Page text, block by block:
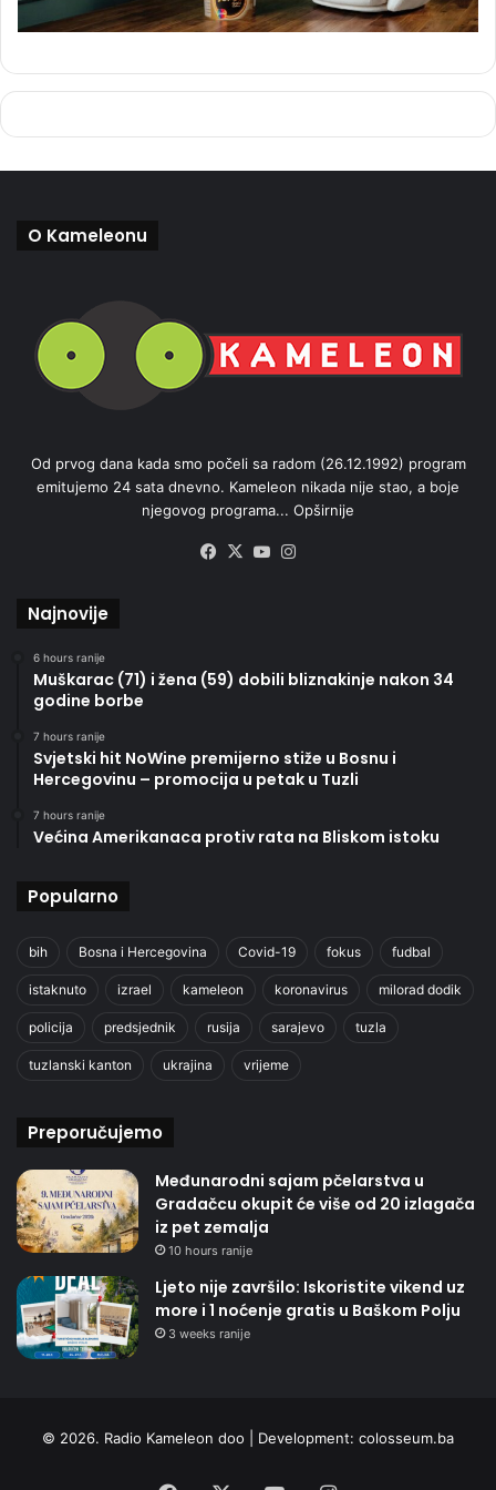
O Kameleonu
Od prvog dana kada smo počeli sa radom (26.12.1992) program
emitujemo 24 sata dnevno. Kameleon nikada nije stao, a boje
njegovog programa... Opširnije
Facebook
X YouTube
Najnovije
6 hours ranije
Muškarac (71) i žena (59) dobili bliznakinje nakon 34
godine borbe
7 hours ranije
Svjetski hit NoWine premijerno stiže u Bosnu i
Hercegovinu – promocija u petak u Tuzli
7 hours ranije
Većina Amerikanaca protiv rata na Bliskom istoku
Popularno
bih Bosna i Hercegovina Covid-19 fokus fudbal
istaknuto izrael kameleon koronavirus milorad dodik
policija predsjednik rusija sarajevo tuzla
tuzlanski kanton ukrajina vrijeme
Preporučujemo
Međunarodni sajam pčelarstva u
Gradačcu okupit će više od 20 izlagača
iz pet zemalja
10 hours ranije
Ljeto nije završilo: Iskoristite vikend uz
more i 1 noćenje gratis u Baškom Polju
3 weeks ranije
© 2026. Radio Kameleon doo | Development: colosseum.ba